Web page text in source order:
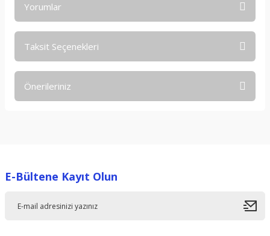
Yorumlar
Taksit Seçenekleri
Önerileriniz
Ürün resmi kalitesiz, bozuk veya görüntülenemiyor.
E-Bültene Kayıt Olun